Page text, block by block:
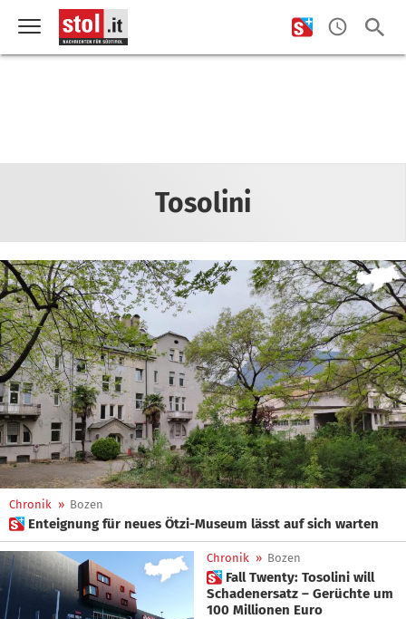
Tosolini
Chronik » Bozen
 Enteignung für neues Ötzi-Museum lässt auf sich warten
Chronik » Bozen
 Fall Twenty: Tosolini will
Schadenersatz – Gerüchte um
100 Millionen Euro